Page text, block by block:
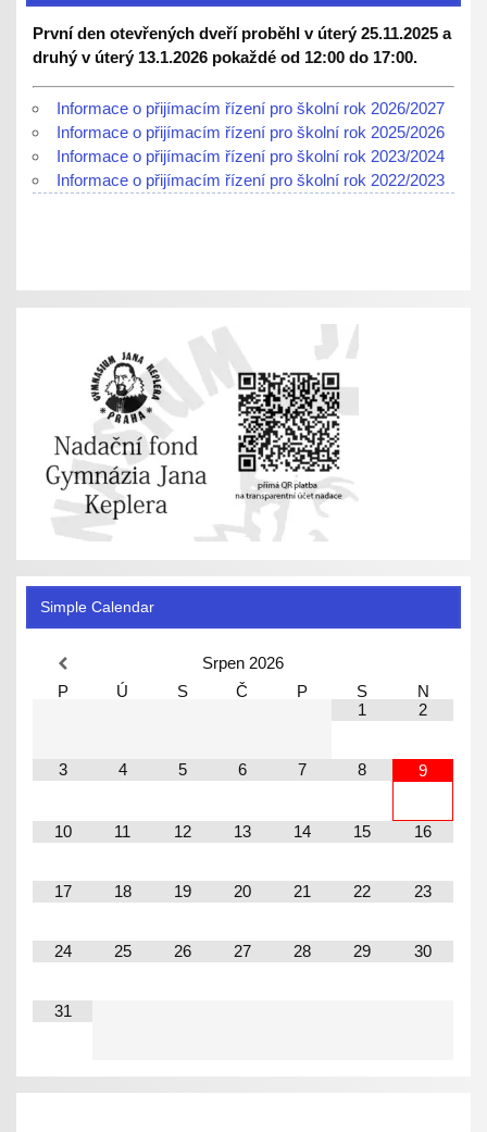
První den otevřených dveří proběhl v úterý 25.11.2025 a
druhý v úterý 13.1.2026 pokaždé od 12:00 do 17:00.
Informace o přijímacím řízení pro školní rok 2026/2027
Informace o přijímacím řízení pro školní rok 2025/2026
Informace o přijímacím řízení pro školní rok 2023/2024
Informace o přijímacím řízení pro školní rok 2022/2023
Simple Calendar
Srpen 2026
P
Ú S Č P S
N
1
2
3 4 5 6 7 8 9
10 11 12 13 14 15 16
17 18 19 20 21 22 23
24 25 26 27 28 29 30
31